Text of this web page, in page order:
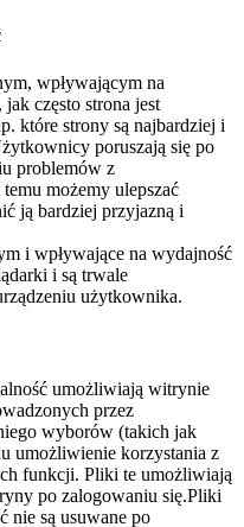
wpływającym na
często strona jest
które strony są najbardziej i
poruszają się po
problemów z
możemy ulepszać
ją bardziej przyjazną i
i wpływające na wydajność
i są trwale
użytkownika.
umożliwiają witrynie
przez
wyborów (takich jak
umożliwienie korzystania z
funkcji. Pliki te umożliwiają
po zalogowaniu się.Pliki
nie są usuwane po